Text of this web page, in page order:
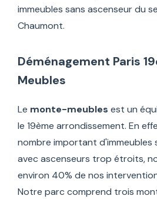
immeubles sans ascenseur du
Chaumont.
Déménagement Paris
Meubles
Le monte-meubles est un
le 19ème arrondissement. En
nombre important d'immeubles
avec ascenseurs trop étroits,
environ 40% de nos
Notre parc comprend trois